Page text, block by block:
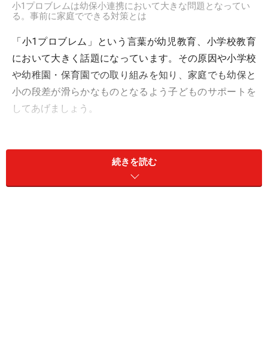
小1プロブレムは幼保小連携において大きな問題となってい
る。事前に家庭でできる対策とは
「小1プロブレム」という言葉が幼児教育、小学校教育
において大きく話題になっています。その原因や小学校
や幼稚園・保育園での取り組みを知り、家庭でも幼保と
小の段差が滑らかなものとなるよう子どものサポートを
してあげましょう。
小1プロブレムとは？
小1プロブレムへの園や小学校の試み
続きを読む